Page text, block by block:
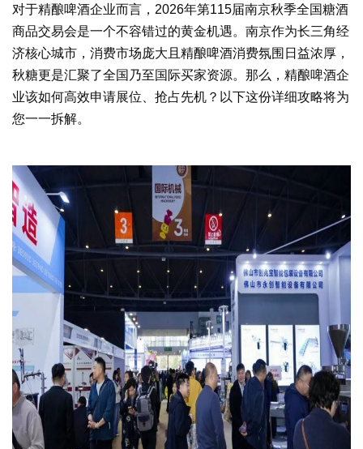
对于精酿啤酒企业而言，2026年第115届南京秋季全国糖酒
商品交易会是一个不容错过的黄金机遇。南京作为长三角经
济核心城市，消费市场庞大且精酿啤酒消费氛围日益浓厚，
秋糖更是汇聚了全国乃至国际买家资源。那么，精酿啤酒企
业该如何高效申请展位、抢占先机？以下这份详细攻略将为
您一一拆解。